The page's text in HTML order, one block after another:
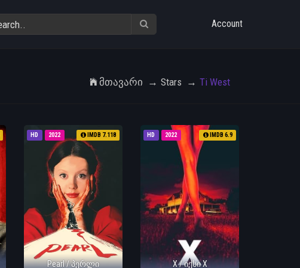
Account
Მთავარი Stars Ti West
HD 2022 IMDB 7.118
Pearl / პერლი
HD 2022 IMDB 6.9
X / იქსი X